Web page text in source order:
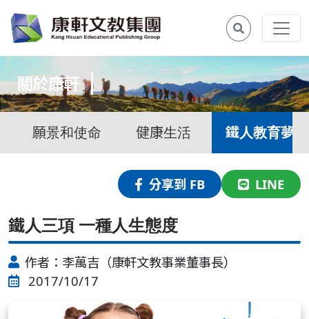
關於康軒
願景和使命 健康生活 鐵人教育夢
分享到 FB LINE
鐵人三項 一種人生態度
作者：李萬吉（康軒文教事業董事長）
2017/10/17